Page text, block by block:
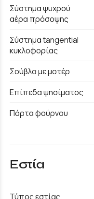
Σύστημα ψυχρού
αέρα πρόσοψης
Σύστημα tangential
κυκλοφορίας
Σούβλα με μοτέρ
Επίπεδα ψησίματος
Πόρτα φούρνου
Εστία
Τύπος εστίας